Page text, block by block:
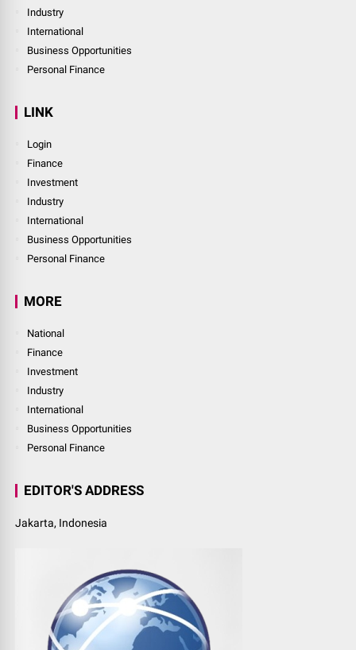
Industry
International
Business Opportunities
Personal Finance
LINK
Login
Finance
Investment
Industry
International
Business Opportunities
Personal Finance
MORE
National
Finance
Investment
Industry
International
Business Opportunities
Personal Finance
EDITOR'S ADDRESS
Jakarta, Indonesia